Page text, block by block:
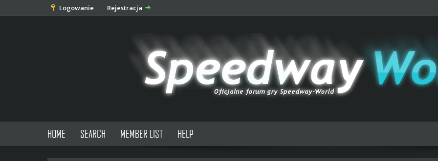
Logowanie Rejestracja
HOME SEARCH MEMBER LIST HELP